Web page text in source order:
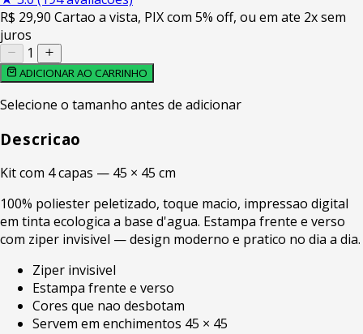
R$ 29,90 Cartao a vista, PIX com 5% off, ou em ate 2x sem
juros
1
ADICIONAR AO CARRINHO
Selecione o tamanho antes de adicionar
Descricao
Kit com 4 capas — 45 × 45 cm
100% poliester peletizado, toque macio, impressao digital
em tinta ecologica a base d'agua. Estampa frente e verso
com ziper invisivel — design moderno e pratico no dia a dia.
Ziper invisivel
Estampa frente e verso
Cores que nao desbotam
Servem em enchimentos 45 × 45